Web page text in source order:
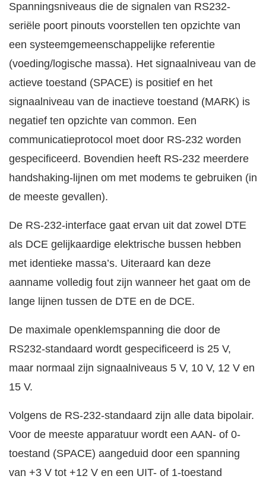
Spanningsniveaus die de signalen van RS232-
seriële poort pinouts voorstellen ten opzichte van
een systeemgemeenschappelijke referentie
(voeding/logische massa). Het signaalniveau van de
actieve toestand (SPACE) is positief en het
signaalniveau van de inactieve toestand (MARK) is
negatief ten opzichte van common. Een
communicatieprotocol moet door RS-232 worden
gespecificeerd. Bovendien heeft RS-232 meerdere
handshaking-lijnen om met modems te gebruiken (in
de meeste gevallen).
De RS-232-interface gaat ervan uit dat zowel DTE
als DCE gelijkaardige elektrische bussen hebben
met identieke massa’s. Uiteraard kan deze
aanname volledig fout zijn wanneer het gaat om de
lange lijnen tussen de DTE en de DCE.
De maximale openklemspanning die door de
RS232-standaard wordt gespecificeerd is 25 V,
maar normaal zijn signaalniveaus 5 V, 10 V, 12 V en
15 V.
Volgens de RS-232-standaard zijn alle data bipolair.
Voor de meeste apparatuur wordt een AAN- of 0-
toestand (SPACE) aangeduid door een spanning
van +3 V tot +12 V en een UIT- of 1-toestand